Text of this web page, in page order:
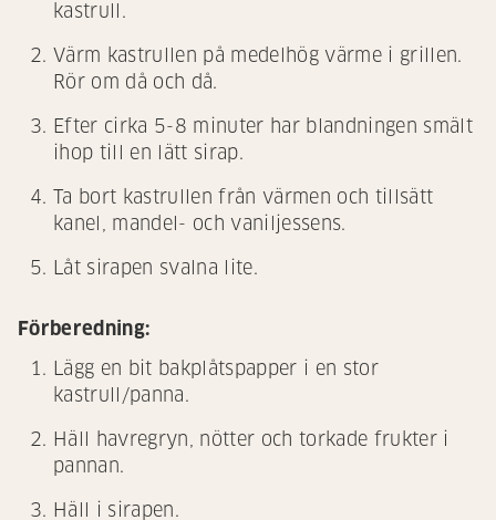
kastrull.
Värm kastrullen på medelhög värme i grillen.
Rör om då och då.
Efter cirka 5-8 minuter har blandningen smält
ihop till en lätt sirap.
Ta bort kastrullen från värmen och tillsätt
kanel, mandel- och vaniljessens.
Låt sirapen svalna lite.
Förberedning:
Lägg en bit bakplåtspapper i en stor
kastrull/panna.
Häll havregryn, nötter och torkade frukter i
pannan.
Häll i sirapen.